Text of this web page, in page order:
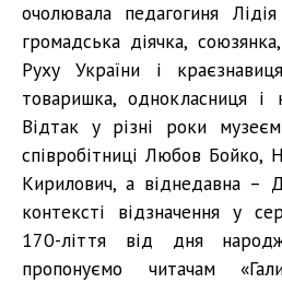
очолювала педагогиня
громадська діячка,
Руху України і
товаришка, однокласниця
Відтак у різні роки музеєм
співробітниці Любов Бойко,
Кирилович, а віднедавна –
контексті відзначення у
170-ліття від дня
пропонуємо читачам